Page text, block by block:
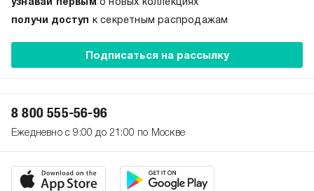
узнавай первым о новых коллекциях
получи доступ
к секретным распродажам
Подписаться на рассылку
8 800 555-56-96
Ежедневно с 9:00 до 21:00 по Москве